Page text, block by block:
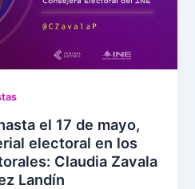
el 17 de mayo,
electoral en los
Claudia Zavala
Landín